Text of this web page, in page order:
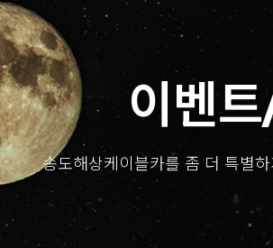
이벤
송도해상케이블카를 좀 더 특별